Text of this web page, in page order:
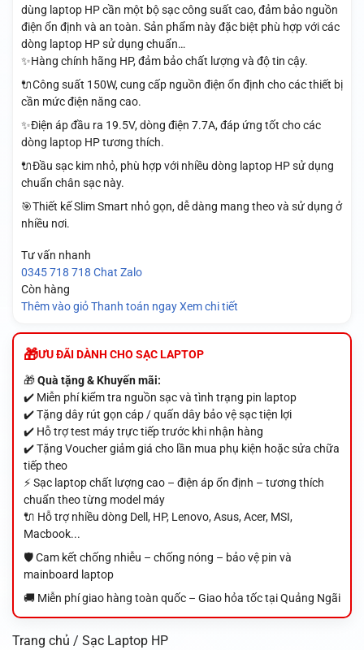
dùng laptop HP cần một bộ sạc công suất cao, đảm bảo nguồn
điện ổn định và an toàn. Sản phẩm này đặc biệt phù hợp với các
dòng laptop HP sử dụng chuẩn…
✨Hàng chính hãng HP, đảm bảo chất lượng và độ tin cậy.
🔌Công suất 150W, cung cấp nguồn điện ổn định cho các thiết bị
cần mức điện năng cao.
✨Điện áp đầu ra 19.5V, dòng điện 7.7A, đáp ứng tốt cho các
dòng laptop HP tương thích.
🔌Đầu sạc kim nhỏ, phù hợp với nhiều dòng laptop HP sử dụng
chuẩn chân sạc này.
🎯Thiết kế Slim Smart nhỏ gọn, dễ dàng mang theo và sử dụng ở
nhiều nơi.
Tư vấn nhanh
0345 718 718 Chat Zalo
Còn hàng
Thêm vào giỏ Thanh toán ngay Xem chi tiết
ƯU ĐÃI DÀNH CHO SẠC LAPTOP
🎁Quà tặng & Khuyến mãi:
✔️ Miễn phí kiểm tra nguồn sạc và tình trạng pin laptop
✔️ Tặng dây rút gọn cáp / quấn dây bảo vệ sạc tiện lợi
✔️ Hỗ trợ test máy trực tiếp trước khi nhận hàng
✔️ Tặng Voucher giảm giá cho lần mua phụ kiện hoặc sửa chữa
tiếp theo
⚡ Sạc laptop chất lượng cao – điện áp ổn định – tương thích
chuẩn theo từng model máy
🔌 Hỗ trợ nhiều dòng Dell, HP, Lenovo, Asus, Acer, MSI,
Macbook...
🛡️ Cam kết chống nhiễu – chống nóng – bảo vệ pin và
mainboard laptop
🚚 Miễn phí giao hàng toàn quốc – Giao hỏa tốc tại Quảng Ngãi
Trang chủ / Sạc Laptop HP